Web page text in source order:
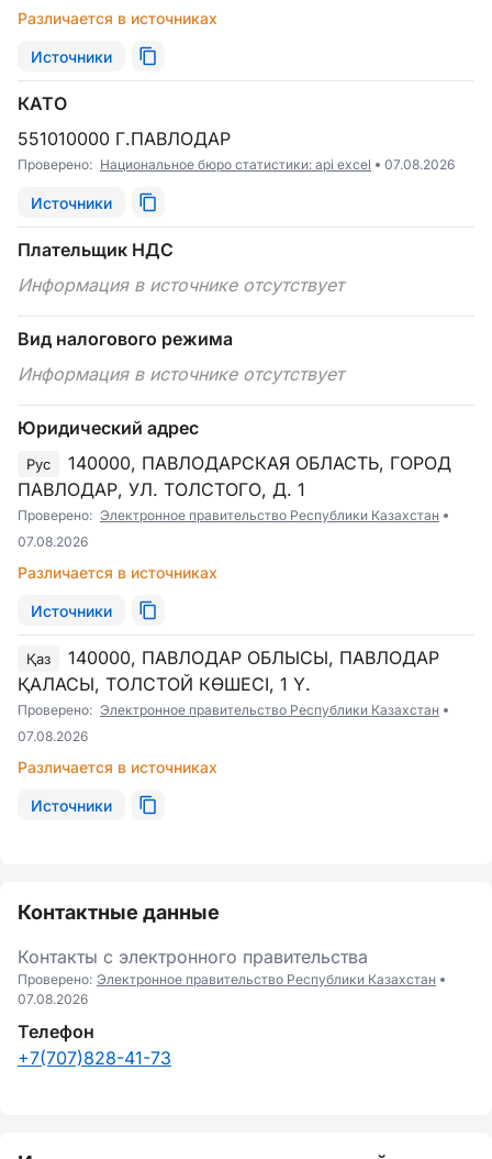
Различается в источниках
Источники
КАТО
551010000 Г.ПАВЛОДАР
Проверено: Национальное бюро статистики: api excel 07.08.2026
Источники
Плательщик НДС
Информация в источнике отсутствует
Вид налогового режима
Информация в источнике отсутствует
Юридический адрес
Рус
140000, ПАВЛОДАРСКАЯ ОБЛАСТЬ, ГОРОД
ПАВЛОДАР, УЛ. ТОЛСТОГО, Д. 1
Проверено: Электронное правительство Республики Казахстан
07.08.2026
Различается в источниках
Источники
Қаз
140000, ПАВЛОДАР ОБЛЫСЫ, ПАВЛОДАР
ҚАЛАСЫ, ТОЛСТОЙ КӨШЕСІ, 1 Ү.
Проверено: Электронное правительство Республики Казахстан
07.08.2026
Различается в источниках
Источники
Контактные данные
Контакты с электронного правительства
Проверено: Электронное правительство Республики Казахстан
07.08.2026
Телефон
+7(707)828-41-73